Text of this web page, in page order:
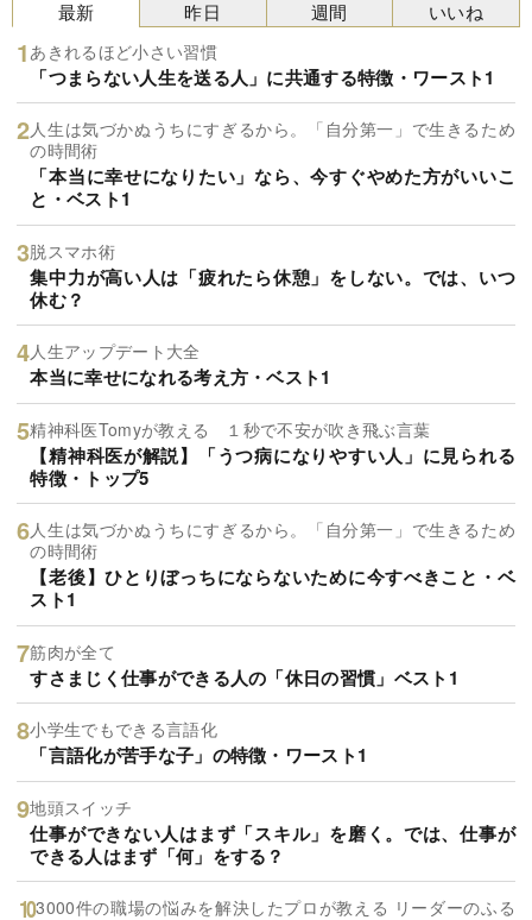
最新
あきれるほど小さい習慣
「つまらない人生を送る人」に共通する特徴・ワースト1
人生は気づかぬうちにすぎるから。「自分第一」で生きるため
の時間術
「本当に幸せになりたい」なら、今すぐやめた方がいいこ
と・ベスト1
脱スマホ術
集中力が高い人は「疲れたら休憩」をしない。では、いつ
休む？
人生アップデート大全
本当に幸せになれる考え方・ベスト1
精神科医Tomyが教える １秒で不安が吹き飛ぶ言葉
【精神科医が解説】「うつ病になりやすい人」に見られる
特徴・トップ5
人生は気づかぬうちにすぎるから。「自分第一」で生きるため
の時間術
【老後】ひとりぼっちにならないために今すべきこと・ベ
スト1
筋肉が全て
すさまじく仕事ができる人の「休日の習慣」ベスト1
小学生でもできる言語化
「言語化が苦手な子」の特徴・ワースト1
地頭スイッチ
仕事ができない人はまず「スキル」を磨く。では、仕事が
できる人はまず「何」をする？
3000件の職場の悩みを解決したプロが教える リーダーのふる
昨日 週間 いいね